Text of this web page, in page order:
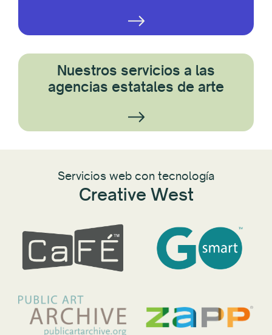
Nuestros servicios a las
agencias estatales de arte
Servicios web con tecnología
Creative West